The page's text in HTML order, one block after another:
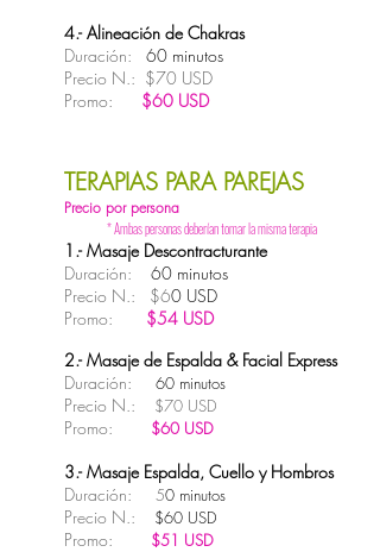
4.- Alineación de Chakras
Duración:
60 minutos
Precio N.: $70 USD
Promo: $60 USD
TERAPIAS PARA PAREJAS
Precio por persona
* Ambas personas deberían tomar la misma terapia
1 .- Masaje Descontracturante
Duración: 60 minutos
Precio N.: $60 USD
Promo: $54 USD
2.-Masaje de Espalda & Facial Express
Duración:
60 minutos
Precio N.: $70 USD
Promo: $60 USD
3.- Masaje Espalda, Cuello y Hombros
Duración: 50 minutos
Precio N.: $60 USD
Promo: $51 USD